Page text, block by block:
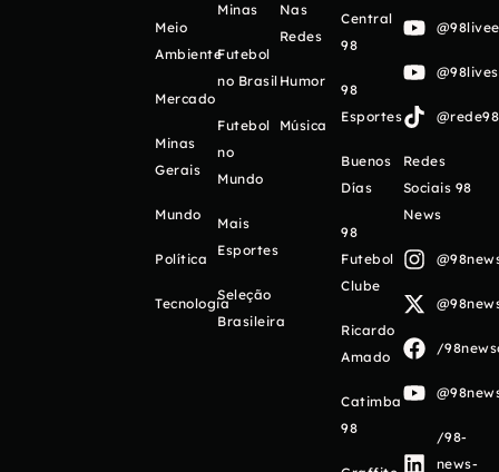
Meio
Ambiente
Mercado
Minas
Gerais
Mundo
Política
Tecnologia
Minas
Futebol
no Brasil
Futebol
no
Mundo
Mais
Esportes
Seleção
Brasileira
Nas
Redes
Humor
Música
Central
98
98
Esportes
Buenos
Días
98
Futebol
Clube
Ricardo
Amado
Catimba
98
Redes
Sociais 98
News
/
/98-
news-